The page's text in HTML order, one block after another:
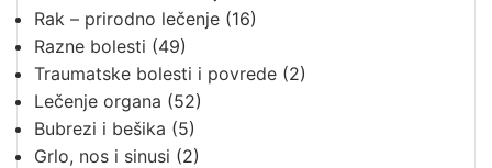
Rak – prirodno lečenje (16)
Razne bolesti (49)
Traumatske bolesti i povrede (2)
Lečenje organa (52)
Bubrezi i bešika (5)
Grlo, nos i sinusi (2)